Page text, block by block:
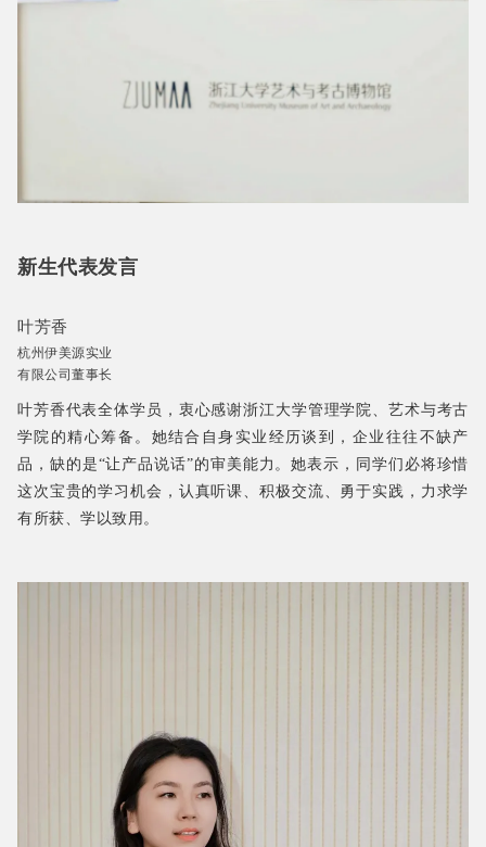
新生代表发言
叶芳香
杭州伊美源实业
有限公司董事长
叶芳香代表全体学员，衷心感谢浙江大学管理学院、艺术与考古
学院的精心筹备。她结合自身实业经历谈到，企业往往不缺产
品，缺的是“让产品说话”的审美能力。她表示，同学们必将珍惜
这次宝贵的学习机会，认真听课、积极交流、勇于实践，力求学
有所获、学以致用。